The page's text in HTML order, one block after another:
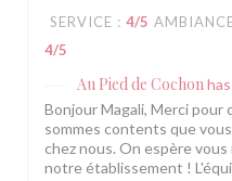
SERVICE : 4/5
4/5
Au Pied de Cochon
Bonjour Magali, Merci pour
sommes contents que
chez nous. On espère
notre établissement !